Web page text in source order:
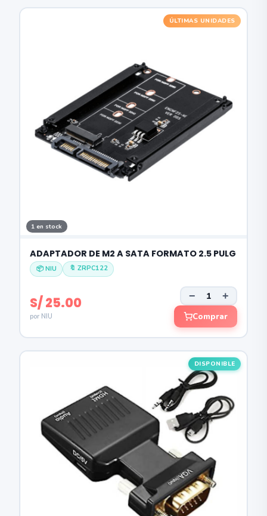
ÚLTIMAS UNIDADES
1 en stock
ADAPTADOR DE M2 A SATA FORMATO 2.5 PULG
📦 NIU 🔖 ZRPC122
S/ 25.00
por NIU
− +
Comprar
DISPONIBLE